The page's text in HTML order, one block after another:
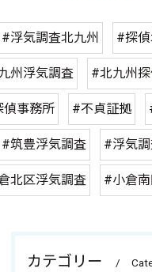
#浮気調査北九州 #探偵
州浮気調査 #北九州
偵事務所 #不貞証拠
#筑豊浮気調査 #浮気
北区浮気調査 #小倉
カテゴリー